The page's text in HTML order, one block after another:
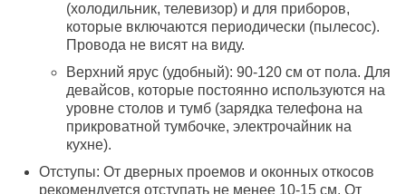
(холодильник, телевизор) и для приборов,
которые включаются периодически (пылесос).
Провода не висят на виду.
Верхний ярус (удобный): 90-120 см от пола. Для
девайсов, которые постоянно используются на
уровне столов и тумб (зарядка телефона на
прикроватной тумбочке, электрочайник на
кухне).
Отступы: От дверных проемов и оконных откосов
рекомендуется отступать не менее 10-15 см. От